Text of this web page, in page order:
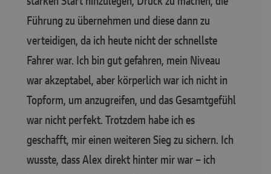
Führung zu übernehmen und diese dann zu
verteidigen, da ich heute nicht der schnellste
Fahrer war. Ich bin gut gefahren, mein Niveau
war akzeptabel, aber körperlich war ich nicht in
Topform, um anzugreifen, und das Gesamtgefühl
war nicht perfekt. Trotzdem habe ich es
geschafft, mir einen weiteren Sieg zu sichern. Ich
wusste, dass Alex direkt hinter mir war – ich